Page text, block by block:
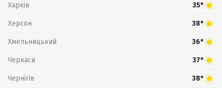
Харків 35°
Херсон 38°
Хмельницький 36°
Черкаси 37°
Чернігів 38°